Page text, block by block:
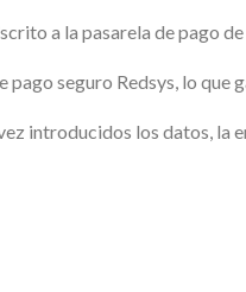
a la pasarela de pago
pago seguro Redsys, lo
introducidos los datos,